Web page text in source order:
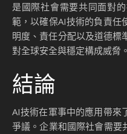
是國際社會需要共同面對
範，以確保AI技術的負責任
明度、責任分配以及道德標
對全球安全與穩定構成威脅。
結論
AI技術在軍事中的應用帶來
爭議。企業和國際社會需要